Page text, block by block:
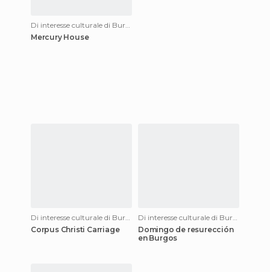
Di interesse culturale di Burgos
Mercury House
Di interesse culturale di Burgos
Corpus Christi Carriage
Di interesse culturale di Burgos
Domingo de resurección
en Burgos